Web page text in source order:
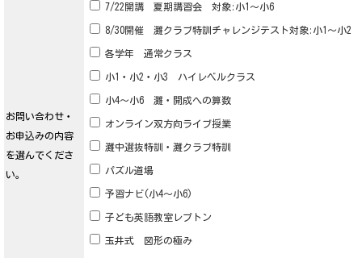
お問い合わせ・
お申込みの内容
を選んでくださ
い。
7/22開講 夏期講習会 対象:小1～小6
8/30開催 灘クラブ特訓チャレンジテスト対象:小1～小2
各学年 通常クラス
小1・小2・小3 ハイレベルクラス
小4～小6 灘・開成への算数
オンライン双方向ライブ授業
灘中選抜特訓・灘クラブ特訓
パズル道場
予習ナビ(小4～小6)
子ども英語教室レプトン
玉井式 図形の極み